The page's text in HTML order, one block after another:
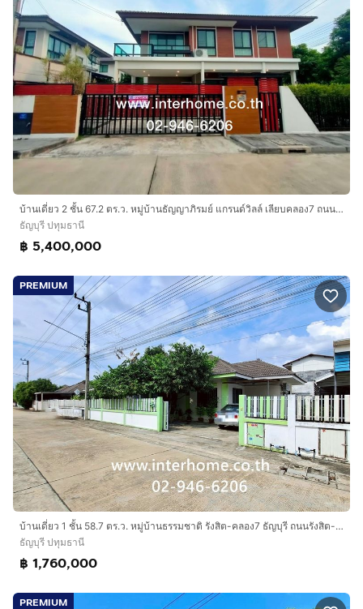
บ้านเดี่ยว 2 ชั้น 67.2 ตร.ว. หมู่บ้านธัญญาภิรมย์ แกรนด์วิลล์ เลียบคลอง7 ถนนรังสิต-นครนายก ถนนลำลูกกา ธัญบุรี ปทุมธานี
ธัญบุรี ปทุมธานี
฿ 5,400,000
PREMIUM
บ้านเดี่ยว 1 ชั้น 58.7 ตร.ว. หมู่บ้านธรรมชาติ รังสิต-คลอง7 ธัญบุรี ถนนรังสิต-นครนายก ถนนเลียบคลอง7 ธัญบุรี ปทุมธานี
ธัญบุรี ปทุมธานี
฿ 1,760,000
PREMIUM